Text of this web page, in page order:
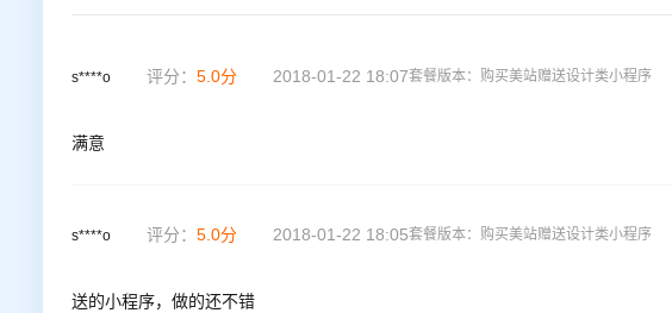
s****o 评分： 5.0分 2018-01-22 18:07套餐版本： 购买美站赠送设计类小程序
满意
s****o 评分： 5.0分 2018-01-22 18:05套餐版本： 购买美站赠送设计类小程序
送的小程序，做的还不错